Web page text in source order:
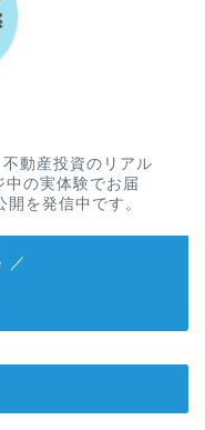
動産投資のリアル
の実体験でお届
を発信中です。
／